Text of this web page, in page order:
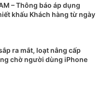
– Thông báo áp dụng
khấu Khách hàng từ ngày
ra mắt, loạt nâng cấp
chờ người dùng iPhone